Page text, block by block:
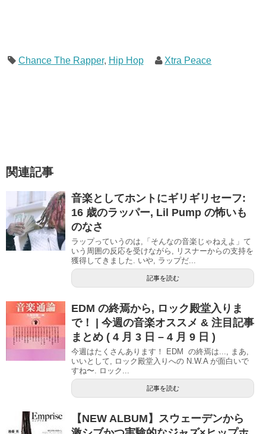
Chance The Rapper, Hip Hop Xtra Peace
関連記事
音楽としてホントにギリギリセーフ:
16 歳のラッパー, Lil Pump の怖いも
のなさ
ラップっていうのは,「そんなの音楽じゃねえよ」て
いう周囲の反応を受けながら, リスナーからの支持を
獲得してきました. いや, ラップだ...
記事を読む
EDM の終焉から, ロック殿堂入りま
で！ | 今週の音楽オススメ & 注目記事
まとめ ( 4 月 3 日 – 4 月 9 日 )
今週はたくさんあります！ EDM の終焉は..., まあ,
いいとして, ロック殿堂入りへの N.W.A が面白いで
すね〜. ロック...
記事を読む
【NEW ALBUM】スウェーデンから